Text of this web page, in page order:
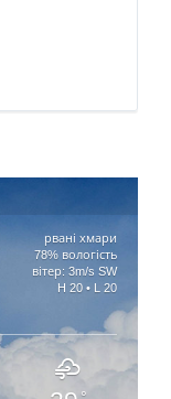
рвані хмари
78% вологість
вітер: 3m/s SW
H 20 • L 20